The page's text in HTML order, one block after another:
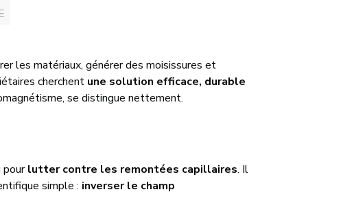
les matériaux, générer des moisissures et
cherchent une solution efficace, durable
se distingue nettement.
pourlutter contre les remontées capillaires. Il
simple : inverser le champ